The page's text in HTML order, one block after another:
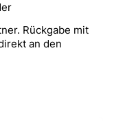
Rückgabe mit
an den